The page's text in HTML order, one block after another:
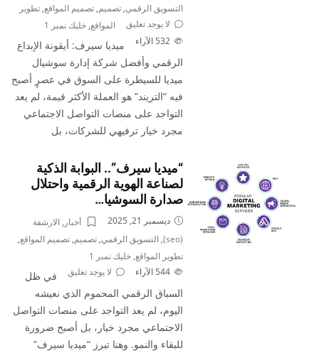
التسويق الرقمي,تصميم,تصميم المواقع,تطوير
المواقع,خليك نمبر 1
لا يوجد تعليق
532
الآراء
ميديا سيرف: أيقونة الإبداع
الرقمي وأفضل شركة إدارة سوشيال
ميديا للسيطرة على السوق في عصرٍ أصبح
فيه “التريند” هو العملة الأكثر قيمة، لم يعد
التواجد على منصات التواصل الاجتماعي
مجرد خيار ترفيهي للشركات، بل
“ميديا سيرف”.. البوابة الذكية
لصناعة الهوية الرقمية واحتلال
صدارة السوشيا…
ديسمبر 21, 2025 أخبار ,الارشفة
(seo)
,التسويق الرقمي,تصميم,تصميم المواقع,
تطوير المواقع,خليك نمبر 1
لا يوجد تعليق
544 الآراء
في ظل
السباق الرقمي المحموم الذي نعيشه
اليوم، لم يعد التواجد على منصات التواصل
الاجتماعي مجرد خيار، بل أصبح ضرورة
للبقاء والنمو. وهنا تبرز “ميديا سيرف”